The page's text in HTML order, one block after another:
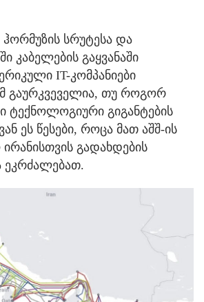
ჰორმუზის სრუტესა და
კაბელების გაყვანაში
IT-კომპანიები
გაურკვეველია, თუ როგორ
ტექნოლოგიური გიგანტების
ეს წესები, როცა მათ აშშ-ის
ირანისთვის გადახდების
ეკრძალებათ.